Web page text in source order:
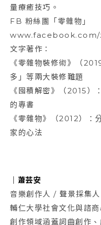
量療癒技巧。
FB 粉絲團「零雜物」
文字著作：
《零雜物裝修術》（
多」等兩大裝修難題
《囤積解密》（2015）
的專書
《零雜物》（2012）
家的心法
蕭芸安
音樂創作人 / 聲景採集
輔仁大學社會文化與諮
創作領域涵蓋詞曲創作